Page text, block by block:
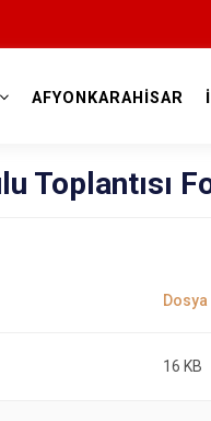
AFYONKARAHİSAR
Toplantısı
16 KB